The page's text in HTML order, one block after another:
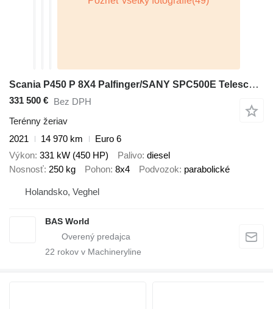
Scania P450 P 8X4 Palfinger/SANY SPC500E Telescopic Crane Retarder Navi
331 500 € Bez DPH
Terénny žeriav
2021
14 970 km
Euro 6
Výkon 331 kW (450 HP) Palivo diesel
Nosnosť 250 kg Pohon 8x4 Podvozok parabolické
Holandsko, Veghel
BAS World
22 rokov v Machineryline